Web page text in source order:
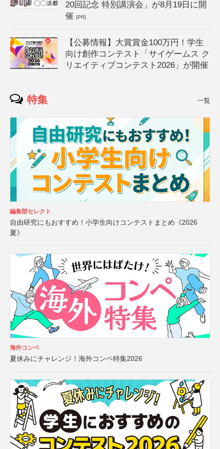
20回記念 特別講演会」が8月19日に開
催[PR]
【公募情報】大賞賞金100万円！学生
向け創作コンテスト「サイゲームス ク
リエイティブコンテスト2026」が開催
特集 一覧
編集部セレクト
自由研究にもおすすめ！小学生向けコンテストまとめ《2026
夏》
海外コンペ
夏休みにチャレンジ！海外コンペ特集2026